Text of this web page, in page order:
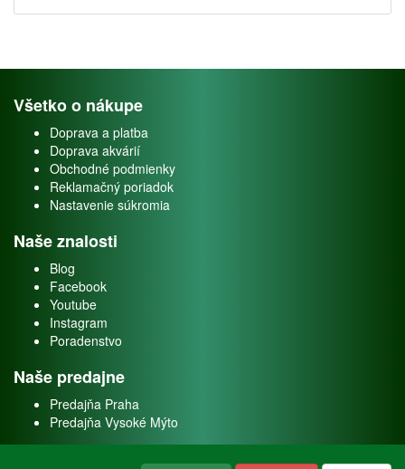
Všetko o nákupe
Doprava a platba
Doprava akvárií
Obchodné podmienky
Reklamačný poriadok
Nastavenie súkromia
Naše znalosti
Blog
Facebook
Youtube
Instagram
Poradenstvo
Naše predajne
Predajňa Praha
Predajňa Vysoké Mýto